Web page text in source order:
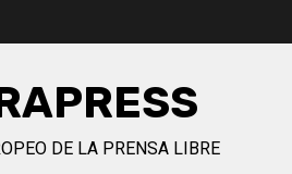
DE LA PRENSA LIBRE